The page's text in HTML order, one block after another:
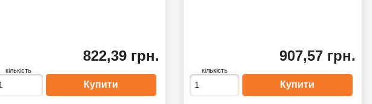
822,39 грн.
кількість
907,57 грн.
кількість